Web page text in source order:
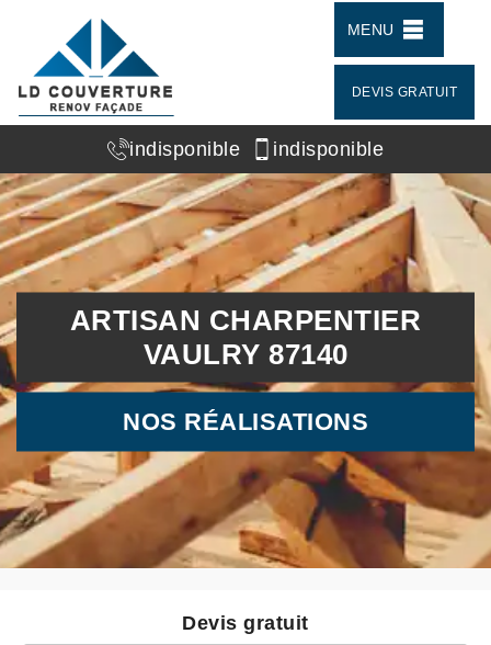
MENU
DEVIS GRATUIT
indisponible indisponible
ARTISAN CHARPENTIER
VAULRY 87140
NOS RÉALISATIONS
Devis gratuit